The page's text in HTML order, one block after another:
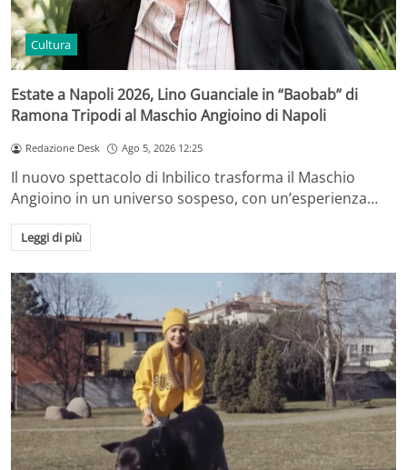
Cultura
Estate a Napoli 2026, Lino Guanciale in “Baobab” di
Ramona Tripodi al Maschio Angioino di Napoli
Redazione Desk Ago 5, 2026 12:25
Il nuovo spettacolo di Inbilico trasforma il Maschio
Angioino in un universo sospeso, con un’esperienza…
Leggi di più